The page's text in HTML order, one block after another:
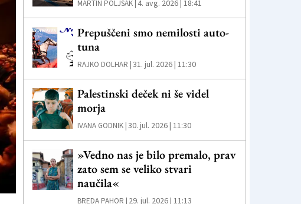
MARTIN POLJSAK |4. avg. 2026 | 18:41
Prepuščeni smo nemilosti auto-
tuna
RAJKO DOLHAR |31. jul. 2026 | 11:30
Palestinski deček ni še videl
morja
IVANA GODNIK |30. jul. 2026 | 11:30
»Vedno nas je bilo premalo, prav
zato sem se veliko stvari
naučila«
BREDA PAHOR | 29. jul. 2026 | 11:13